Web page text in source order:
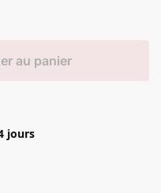
au panier
jours